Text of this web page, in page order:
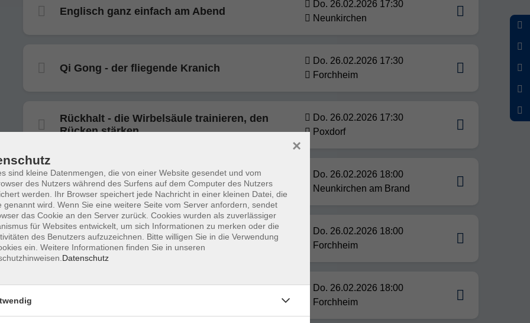
Englisch ganz einfach am Abend
Do. 26.02.2026 17:30
Neunkirchen
Qi Gong - der fliegende Kranich
Do. 26.02.2026 17:30
Forchheim
Rückhalt - die Wirbelsäule trainieren, den
Rücken stärken
Do. 26.02.2026 17:30
Poxdorf
Funktionelles Ganzkörpertraining
Do. 26.02.2026 18:00
Neunkirchen am Brand
Standard-/Lateintänze für Singles
Do. 26.02.2026 18:00
Forchheim
Do. 26.02.2026 18:00
Forchheim
sind kleine Datenmengen, die von einer Website gesendet und vom
des Nutzers während des Surfens auf dem Computer des Nutzers
werden. Ihr Browser speichert jede Nachricht in einer kleinen Datei, die
genannt wird. Wenn Sie eine weitere Seite vom Server anfordern, sendet
das Cookie an den Server zurück. Cookies wurden als zuverlässiger
für Websites entwickelt, um sich Informationen zu merken oder die
des Benutzers aufzuzeichnen. Bitte willigen Sie in die Verwendung
ein. Weitere Informationen finden Sie in unseren
Datenschutz
×